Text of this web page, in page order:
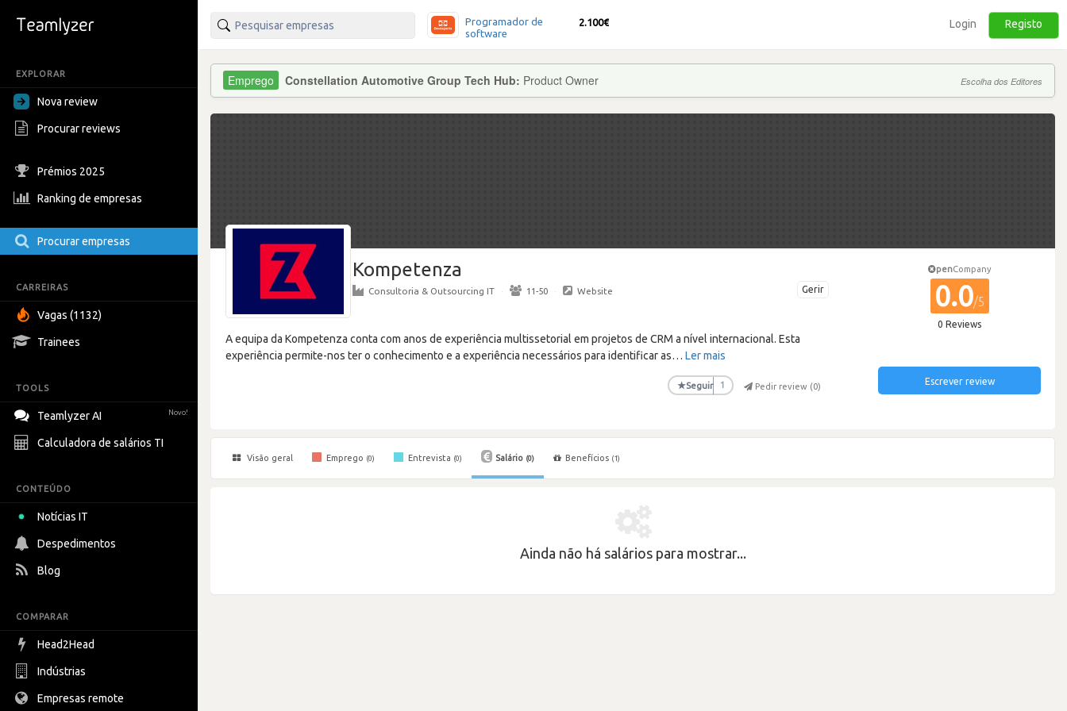
EXPLORAR
Nova review
Procurar reviews
Prémios 2025
Ranking de empresas
Procurar empresas
CARREIRAS
Vagas (1132)
Trainees
TOOLS
Teamlyzer AI Novo!
Calculadora de salários TI
CONTEÚDO
Notícias IT
Despedimentos
Blog
COMPARAR
Head2Head
Indústrias
Empresas remote
Programador de
software
2.100€ Login Registo
Constellation Automotive Group Tech Hub: Product Owner Escolha dos Editores
Kompetenza
Gerir
Consultoria & Outsourcing IT · 11-50 · Website
A equipa da Kompetenza conta com anos de experiência multissetorial em projetos de CRM a nível internacional. Esta
experiência permite-nos ter o conhecimento e a experiência necessários para identificar as… Ler mais
★Seguir 1 Pedir review (0)
penCompany
0.0/5
0 Reviews
Escrever review
Visão geral Emprego (0) Entrevista (0) Salário (0) Benefícios (1)
Ainda não há salários para mostrar...